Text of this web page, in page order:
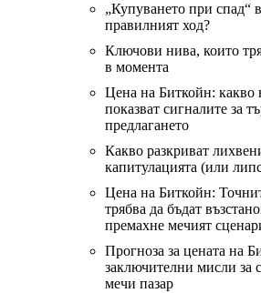
„Купуването при спад“
правилният ход?
Ключови нива, които
в момента
Цена на Биткойн: какво
показват сигналите за
предлагането
Какво разкриват
капитулацията (или
Цена на Биткойн:
трябва да бъдат
премахне мечият
Прогноза за цената на
заключителни мисли за
мечи пазар